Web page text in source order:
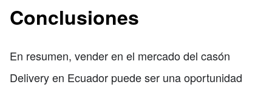
Conclusiones
En resumen, vender en el mercado del casón
Delivery en Ecuador puede ser una oportunidad